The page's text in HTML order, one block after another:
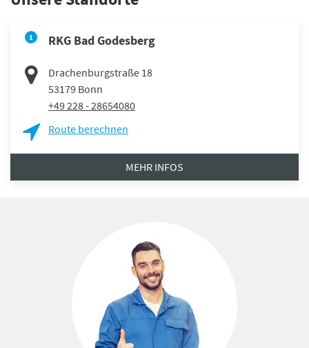
1 RKG Bad Godesberg
Drachenburgstraße 18
53179 Bonn
+49 228 - 28654080
Route berechnen
MEHR INFOS